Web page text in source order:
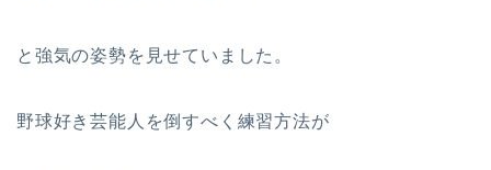
と強気の姿勢を見せていました。
野球好き芸能人を倒すべく練習方法が